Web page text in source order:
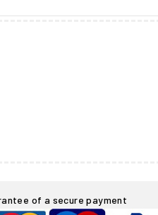
of a secure payment